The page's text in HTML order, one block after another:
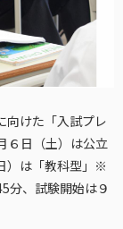
向けた「入試プレ
６日（土）は公立
）は「教科型」※
分、試験開始は９